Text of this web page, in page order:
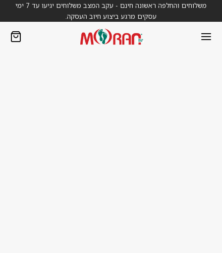
משלוחים והחלפה ראשונה חינם - עקב המצב משלוחים יגיעו עד 7 ימי
עסקים מרגע ביצוע חיוב העסקה.